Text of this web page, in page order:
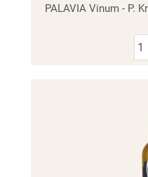
PALAVIA Vinum - P.